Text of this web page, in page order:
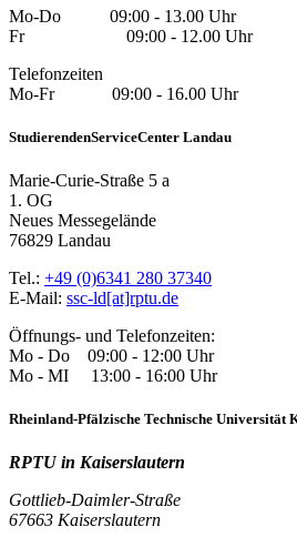
Mo-Do 09:00 - 13.00 Uhr
Fr 09:00 - 12.00 Uhr
Telefonzeiten
Mo-Fr 09:00 - 16.00 Uhr
StudierendenServiceCenter Landau
Marie-Curie-Straße 5 a
1. OG
Neues Messegelände
76829 Landau
Tel.: +49 (0)6341 280 37340
E-Mail: ssc-ld[at]rptu.de
Öffnungs- und Telefonzeiten:
Mo - Do 09:00 - 12:00 Uhr
Mo - MI 13:00 - 16:00 Uhr
Rheinland-Pfälzische Technische Universität
RPTU in Kaiserslautern
Gottlieb-Daimler-Straße
67663 Kaiserslautern